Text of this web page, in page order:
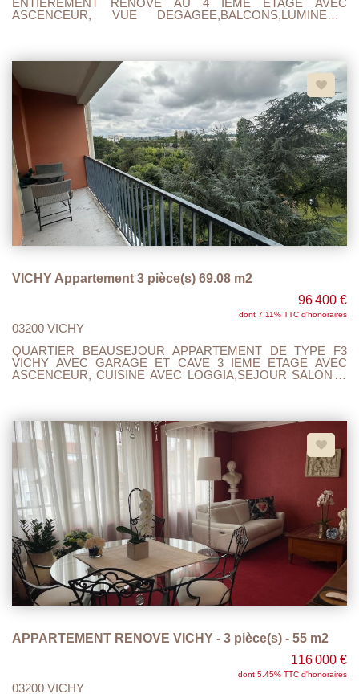
ENTIEREMENT RENOVE AU 4 IEME ETAGE AVEC
ASCENCEUR, VUE DEGAGEE,BALCONS,LUMINEUX,
PREVOIRS.PROXIMITE CENTRE VILLE.CHAUFFAGE GAZ
DE VILLE , DOUBLE VITRAGE,ELECTRICITE ET
PLOMBERIE TOUT ET REFAIT A NEUF... CLASSE
ENERGETIQUE C , CHARGES 100 EUROS MENSUEL,
TAXE FONCIERE 1420 EUROS.A VISITER ET FAIRE
OFFRE...
VICHY Appartement 3 pièce(s) 69.08 m2
96 400 €
dont 7.11% TTC d'honoraires
03200 VICHY
QUARTIER BEAUSEJOUR APPARTEMENT DE TYPE F3
VICHY AVEC GARAGE ET CAVE 3 IEME ETAGE AVEC
ASCENCEUR, CUISINE AVEC LOGGIA,SEJOUR SALON, 2
APPARTEMENT RENOVE VICHY - 3 pièce(s) - 55 m2
116 000 €
dont 5.45% TTC d'honoraires
03200 VICHY